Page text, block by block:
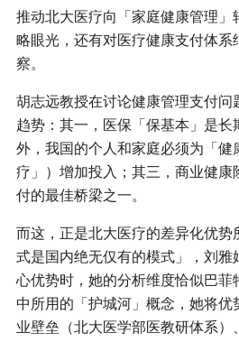
推动北大医疗向「家庭健康管理
略眼光，还有对医疗健康支付体系
察。
胡志远教授在讨论健康管理支付问
趋势：其一，医保「保基本」是
外，我国的个人和家庭必须为「健
疗」）增加投入；其三，商业健康
付的最佳桥梁之一。
而这，正是北大医疗的差异化优势
式是国内绝无仅有的模式」，刘
心优势时，她的分析维度恰似巴
中所用的「护城河」概念，她将
业壁垒（北大医学部医教研体系